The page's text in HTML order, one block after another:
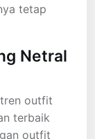
tetap
Netral
outfit
terbaik
outfit